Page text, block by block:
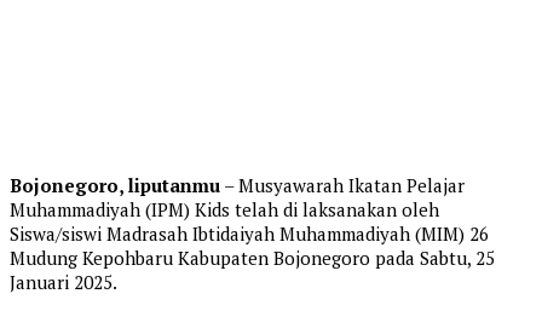
Bojonegoro, liputanmu – Musyawarah Ikatan Pelajar
Muhammadiyah (IPM) Kids telah di laksanakan oleh
Siswa/siswi Madrasah Ibtidaiyah Muhammadiyah (MIM) 26
Mudung Kepohbaru Kabupaten Bojonegoro pada Sabtu, 25
Januari 2025.